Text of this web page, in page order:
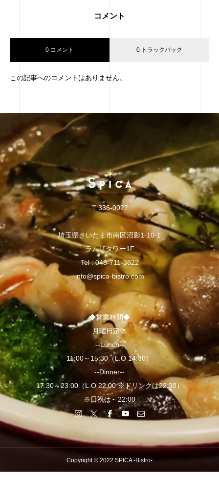
コメント
0 コメント 0 トラックバック
この記事へのコメントはありません。
〒336-0027
埼玉県さいたま市南区沼影1-10-1
ラムザタワー1F
Tel :048-711-3822
info@spica-bistro.com
◆営業時間◆
月曜日定休
--Lunch--
11:00～15:30（L.O 14:30）
--Dinner--
17:30～23:00（L.O 22:00 ※ドリンクは22:30）
※日祝は～22:00
Copyright © 2022 SPICA -Bistro-